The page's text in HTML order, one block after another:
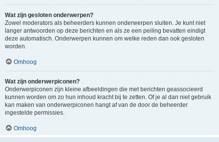
Wat zijn gesloten onderwerpen?
Zowel moderators als beheerders kunnen onderwerpen sluiten. Je kunt niet
langer antwoorden op deze berichten en als ze een peiling bevatten eindigt
deze automatisch. Onderwerpen kunnen om welke reden dan ook gesloten
worden.
Omhoog
Wat zijn onderwerpiconen?
Onderwerpiconen zijn kleine afbeeldingen die met berichten geassocieerd
kunnen worden om zo hun inhoud kracht bij te zetten. Of je al dan niet gebruik
kan maken van onderwerpiconen hangt af van de door de beheerder
ingestelde permissies.
Omhoog